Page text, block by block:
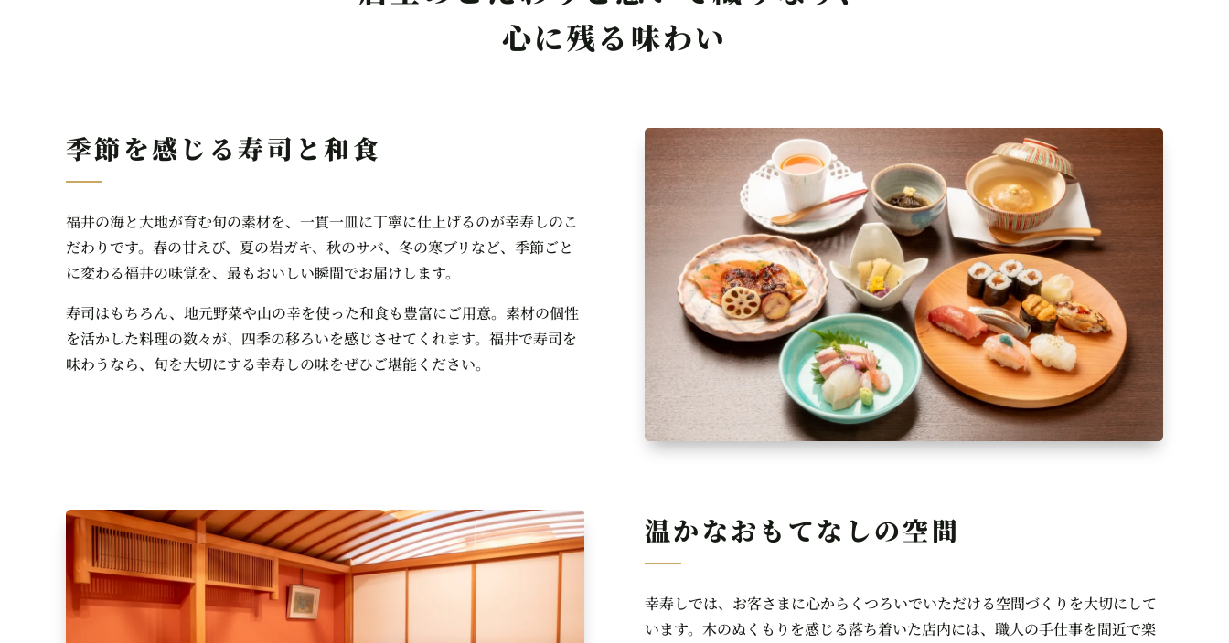
心に残る味わい
季節を感じる寿司と和食
福井の海と大地が育む旬の素材を、一貫一皿に丁寧に仕上げるのが幸寿しのこ
だわりです。春の甘えび、夏の岩ガキ、秋のサバ、冬の寒ブリなど、季節ごと
に変わる福井の味覚を、最もおいしい瞬間でお届けします。
寿司はもちろん、地元野菜や山の幸を使った和食も豊富にご用意。素材の個性
を活かした料理の数々が、四季の移ろいを感じさせてくれます。福井で寿司を
味わうなら、旬を大切にする幸寿しの味をぜひご堪能ください。
温かなおもてなしの空間
幸寿しでは、お客さまに心からくつろいでいただける空間づくりを大切にして
います。木のぬくもりを感じる落ち着いた店内には、職人の手仕事を間近で楽